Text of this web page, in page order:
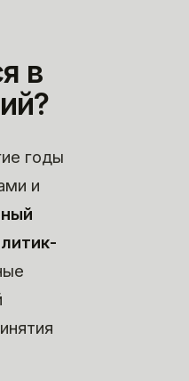
в
годы
и